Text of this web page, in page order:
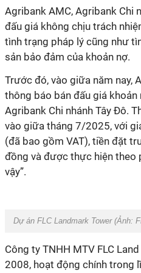
Agribank AMC, Agribank Chi
đấu giá không chịu trách
tình trạng pháp lý cũng như
sản bảo đảm của khoản nợ.
Trước đó, vào giữa năm nay,
thông báo bán đấu giá khoản
Agribank Chi nhánh Tây Đô.
vào giữa tháng 7/2025, với
(đã bao gồm VAT), tiền đặt
đồng và được thực hiện theo
vậy”.
Dự án FLC Landmark Tower(Ảnh:
Công ty TNHH MTV FLC
2008, hoạt động chính trong